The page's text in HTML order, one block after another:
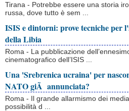
Tirana - Potrebbe essere una storia
russa, dove tutto è sem ...
ISIS e dintorni: prove tecniche per
della Libia
Roma - La pubblicazione
cinematografico dell’ISIS ...
Una 'Srebrenica ucraina' per
NATO giÃ annunciata?
Roma - Il grande allarmismo dei
possibilità d ...